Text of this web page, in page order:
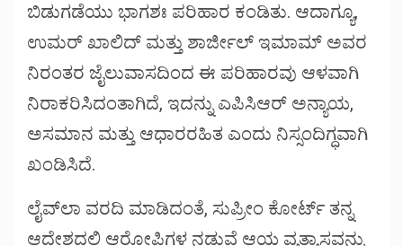
ಬಿಡುಗಡೆಯು ಭಾಗಶಃ ಪರಿಹಾರ ಕಂಡಿತು. ಆದಾಗ್ಯೂ,
ಉಮರ್ ಖಾಲಿದ್ ಮತ್ತು ಶಾರ್ಜೀಲ್ ಇಮಾಮ್ ಅವರ
ನಿರಂತರ ಜೈಲುವಾಸದಿಂದ ಈ ಪರಿಹಾರವು ಆಳವಾಗಿ
ನಿರಾಕರಿಸಿದಂತಾಗಿದೆ, ಇದನ್ನು ಎಪಿಸಿಆರ್ ಅನ್ಯಾಯ,
ಅಸಮಾನ ಮತ್ತು ಆಧಾರರಹಿತ ಎಂದು ನಿಸ್ಸಂದಿಗ್ಧವಾಗಿ
ಖಂಡಿಸಿದೆ.
ಲೈವ್‌ಲಾ ವರದಿ ಮಾಡಿದಂತೆ, ಸುಪ್ರೀಂ ಕೋರ್ಟ್ ತನ್ನ
ಆದೇಶದಲ್ಲಿ ಆರೋಪಿಗಳ ನಡುವೆ ಆಯ್ದ ವ್ಯತ್ಯಾಸವನ್ನು